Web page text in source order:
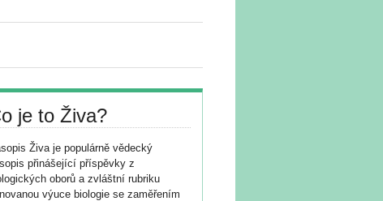
je to Živa?
Živa je populárně vědecký
přinášející příspěvky z
oborů a zvláštní rubriku
výuce biologie se zaměřením